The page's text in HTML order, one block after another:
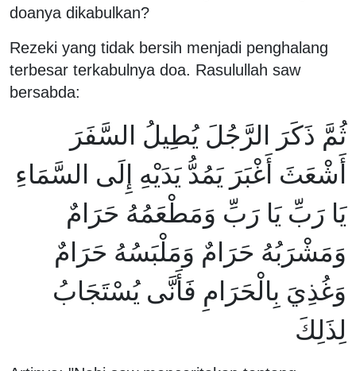
doanya dikabulkan?
Rezeki yang tidak bersih menjadi penghalang
terbesar terkabulnya doa. Rasulullah saw
bersabda:
ثُمَّ ذَكَرَ الرَّجُلَ يُطِيلُ السَّفَرَ
أَشْعَثَ أَغْبَرَ يَمُدُّ يَدَيْهِ إِلَى السَّمَاءِ
يَا رَبِّ يَا رَبِّ وَمَطْعَمُهُ حَرَامٌ
وَمَشْرَبُهُ حَرَامٌ وَمَلْبَسُهُ حَرَامٌ
وَغُذِيَ بِالْحَرَامِ فَأَنَّى يُسْتَجَابُ
لِذَلِكَ